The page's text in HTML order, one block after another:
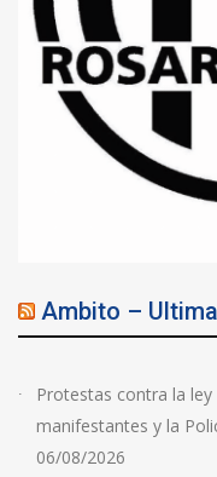
Ambito –
Protestas contra la
manifestantes y la
06/08/2026